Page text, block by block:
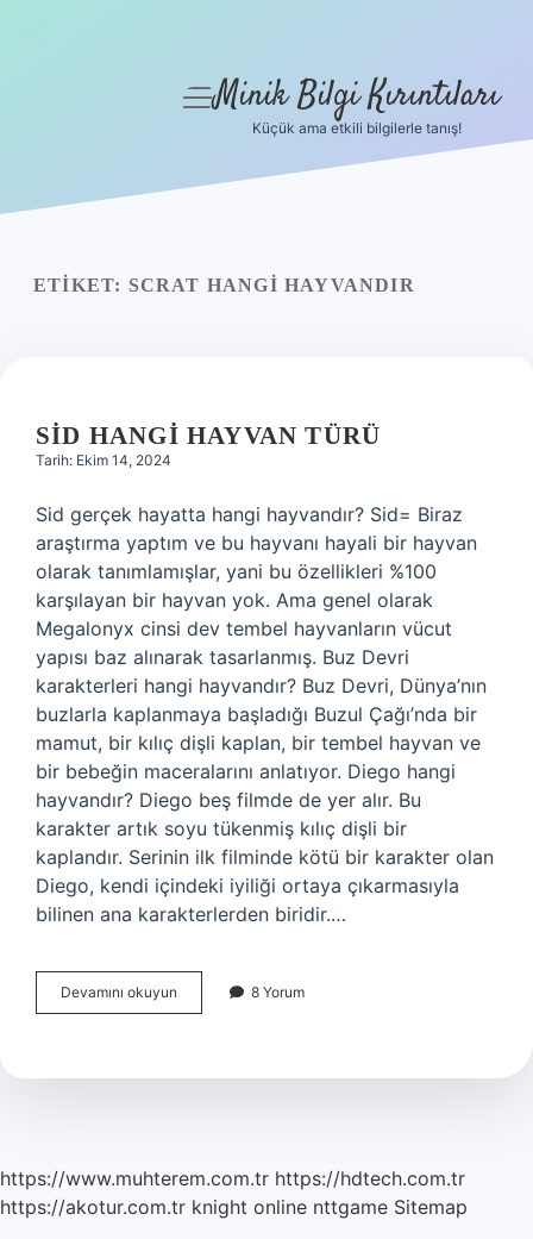
Yasal Uyarı
menüyü
Minik Bilgi Kırıntıları
Küçük ama etkili bilgilerle tanış!
ETIKET: SCRAT HANGI HAYVANDIR
SID HANGI HAYVAN TÜRÜ
Tarih: Ekim 14, 2024
Sid gerçek hayatta hangi hayvandır? Sid= Biraz
araştırma yaptım ve bu hayvanı hayali bir hayvan
olarak tanımlamışlar, yani bu özellikleri %100
karşılayan bir hayvan yok. Ama genel olarak
Megalonyx cinsi dev tembel hayvanların vücut
yapısı baz alınarak tasarlanmış. Buz Devri
karakterleri hangi hayvandır? Buz Devri, Dünya’nın
buzlarla kaplanmaya başladığı Buzul Çağı’nda bir
mamut, bir kılıç dişli kaplan, bir tembel hayvan ve
bir bebeğin maceralarını anlatıyor. Diego hangi
hayvandır? Diego beş filmde de yer alır. Bu
karakter artık soyu tükenmiş kılıç dişli bir
kaplandır. Serinin ilk filminde kötü bir karakter olan
Diego, kendi içindeki iyiliği ortaya çıkarmasıyla
bilinen ana karakterlerden biridir.…
Devamını okuyun
Hangi
8 Yorum
https://www.muhterem.com.tr https://hdtech.com.tr
https://akotur.com.tr knight online nttgame Sitemap